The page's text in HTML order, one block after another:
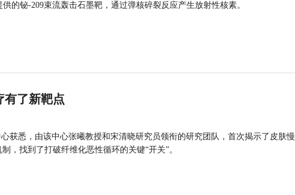
的铋-209束流轰击石墨靶，通过弹核碎裂反应产生放射性核素。
有了新靶点
获悉，由该中心张曦教授和宋清晓研究员领衔的研究团队，首次揭示了皮肤
，找到了打破纤维化恶性循环的关键“开关”。